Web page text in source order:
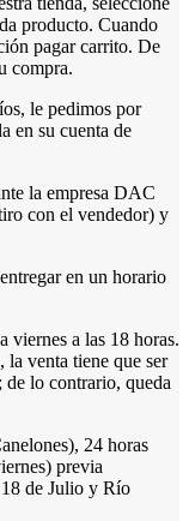
producto. Cuando
pagar carrito. De
compra.
le pedimos por
en su cuenta de
la empresa DAC
con el vendedor) y
en un horario
viernes a las 18 horas.
la venta tiene que ser
de lo contrario, queda
24 horas
previa
de Julio y Río